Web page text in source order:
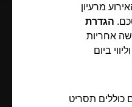
מרעיון
הגדרת
אחריות
ביום
כוללים תסריט